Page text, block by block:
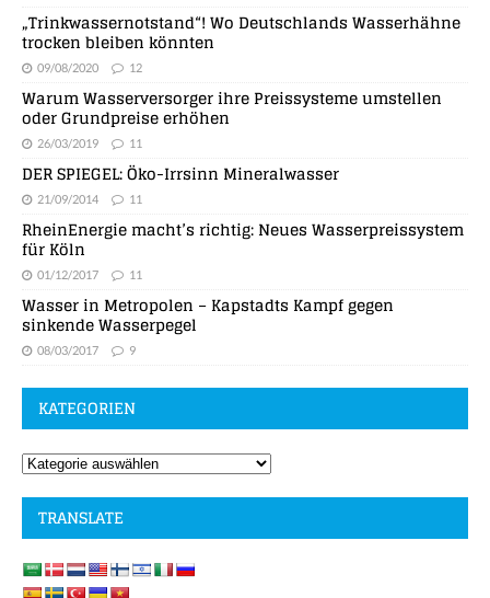
„Trinkwassernotstand“! Wo Deutschlands Wasserhähne
trocken bleiben könnten
09/08/2020 12
Warum Wasserversorger ihre Preissysteme umstellen
oder Grundpreise erhöhen
26/03/2019 11
DER SPIEGEL: Öko-Irrsinn Mineralwasser
21/09/2014 11
RheinEnergie macht’s richtig: Neues Wasserpreissystem
für Köln
01/12/2017 11
Wasser in Metropolen – Kapstadts Kampf gegen
sinkende Wasserpegel
08/03/2017 9
KATEGORIEN
TRANSLATE